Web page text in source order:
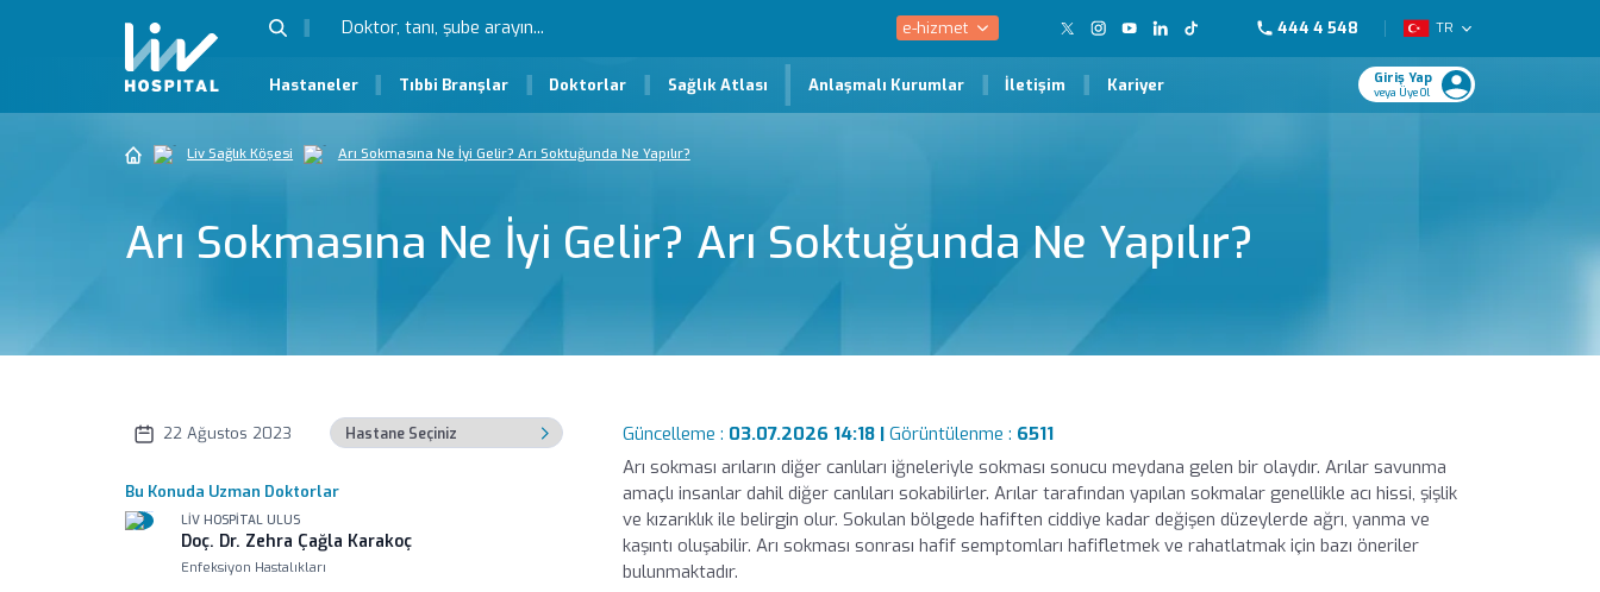
e-hizmet 444 4 548 TR
Hastaneler Tıbbi Branşlar Doktorlar Sağlık Atlası Anlaşmalı Kurumlar İletişim Kariyer Giriş Yap
veya Üye Ol
Liv Sağlık Köşesi Arı Sokmasına Ne İyi Gelir? Arı Soktuğunda Ne Yapılır?
Arı Sokmasına Ne İyi Gelir? Arı Soktuğunda Ne Yapılır?
22 Ağustos 2023
Bu Konuda Uzman Doktorlar
LIV HOSPITAL ULUS
Doç. Dr. Zehra Çağla Karakoç
Enfeksiyon Hastalıkları
Güncelleme : 03.07.2026 14:18 |Görüntülenme : 6511
Arı sokması arıların diğer canlıları iğneleriyle sokması sonucu meydana gelen bir olaydır. Arılar savunma
amaçlı insanlar dahil diğer canlıları sokabilirler. Arılar tarafından yapılan sokmalar genellikle acı hissi, şişlik
ve kızarıklık ile belirgin olur. Sokulan bölgede hafiften ciddiye kadar değişen düzeylerde ağrı, yanma ve
kaşıntı oluşabilir. Arı sokması sonrası hafif semptomları hafifletmek ve rahatlatmak için bazı öneriler
bulunmaktadır.